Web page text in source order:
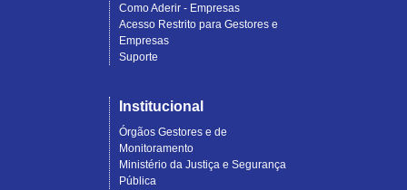
Como Aderir - Empresas
Acesso Restrito para Gestores e
Empresas
Suporte
Institucional
Órgãos Gestores e de
Monitoramento
Ministério da Justiça e Segurança
Pública